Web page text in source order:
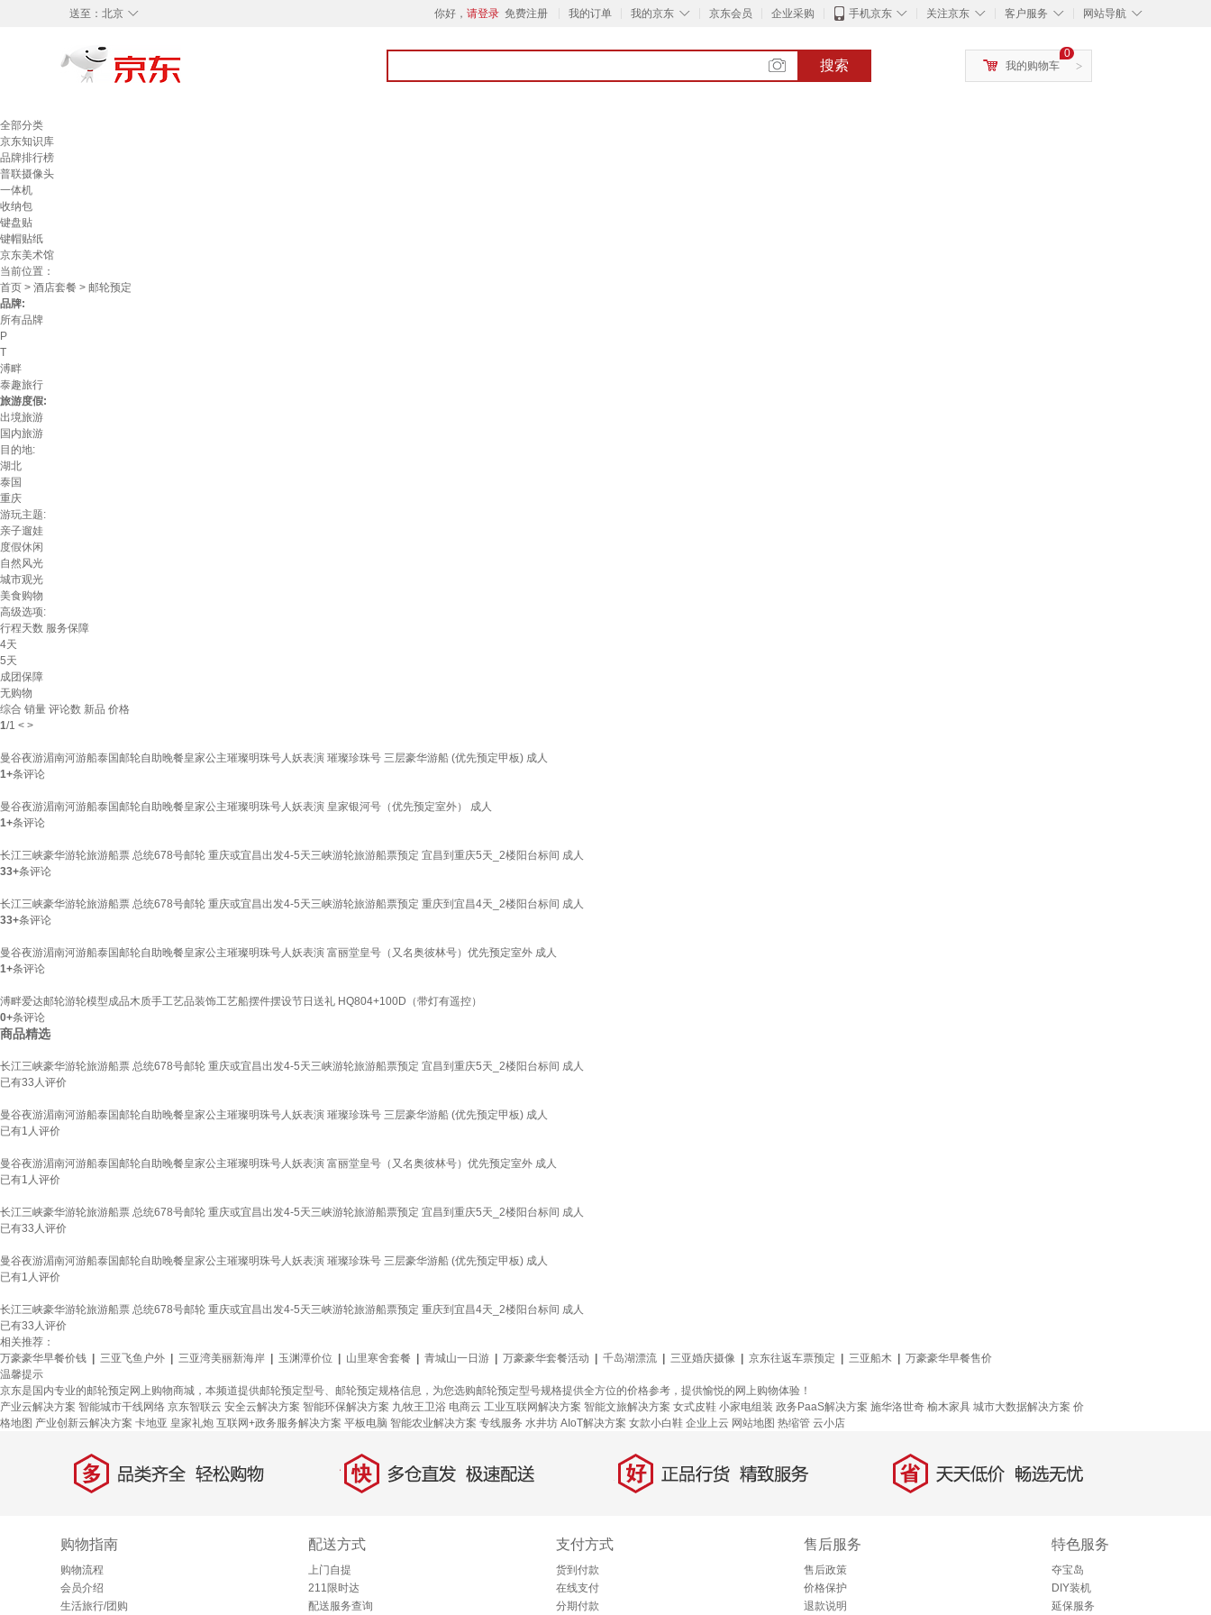
◇
送至： 北京 你好， 请登录 免费注册 我的订单 ◇
我的京东 京东会员 企业采购 ◇
手机京东 ◇
关注京东 ◇
客户服务 ◇
网站导航
搜索 >
0
我的购物车
全部分类
京东知识库
品牌排行榜
普联摄像头
一体机
收纳包
键盘贴
键帽贴纸
京东美术馆
当前位置：
首页 > 酒店套餐 > 邮轮预定
品牌:
所有品牌
P
T
溥畔
泰趣旅行
旅游度假:
出境旅游
国内旅游
目的地:
湖北
泰国
重庆
游玩主题:
亲子遛娃
度假休闲
自然风光
城市观光
美食购物
高级选项:
行程天数 服务保障
4天
5天
成团保障
无购物
综合 销量 评论数 新品 价格
1/1 < >
曼谷夜游湄南河游船泰国邮轮自助晚餐皇家公主璀璨明珠号人妖表演 璀璨珍珠号 三层豪华游船 (优先预定甲板) 成人
1+条评论
曼谷夜游湄南河游船泰国邮轮自助晚餐皇家公主璀璨明珠号人妖表演 皇家银河号（优先预定室外） 成人
1+条评论
长江三峡豪华游轮旅游船票 总统678号邮轮 重庆或宜昌出发4-5天三峡游轮旅游船票预定 宜昌到重庆5天_2楼阳台标间 成人
33+条评论
长江三峡豪华游轮旅游船票 总统678号邮轮 重庆或宜昌出发4-5天三峡游轮旅游船票预定 重庆到宜昌4天_2楼阳台标间 成人
33+条评论
曼谷夜游湄南河游船泰国邮轮自助晚餐皇家公主璀璨明珠号人妖表演 富丽堂皇号（又名奥彼林号）优先预定室外 成人
1+条评论
溥畔爱达邮轮游轮模型成品木质手工艺品装饰工艺船摆件摆设节日送礼 HQ804+100D（带灯有遥控）
0+条评论
商品精选
长江三峡豪华游轮旅游船票 总统678号邮轮 重庆或宜昌出发4-5天三峡游轮旅游船票预定 宜昌到重庆5天_2楼阳台标间 成人
已有33 人评价
曼谷夜游湄南河游船泰国邮轮自助晚餐皇家公主璀璨明珠号人妖表演 璀璨珍珠号 三层豪华游船 (优先预定甲板) 成人
已有1 人评价
曼谷夜游湄南河游船泰国邮轮自助晚餐皇家公主璀璨明珠号人妖表演 富丽堂皇号（又名奥彼林号）优先预定室外 成人
已有1 人评价
长江三峡豪华游轮旅游船票 总统678号邮轮 重庆或宜昌出发4-5天三峡游轮旅游船票预定 宜昌到重庆5天_2楼阳台标间 成人
已有33 人评价
曼谷夜游湄南河游船泰国邮轮自助晚餐皇家公主璀璨明珠号人妖表演 璀璨珍珠号 三层豪华游船 (优先预定甲板) 成人
已有1 人评价
长江三峡豪华游轮旅游船票 总统678号邮轮 重庆或宜昌出发4-5天三峡游轮旅游船票预定 重庆到宜昌4天_2楼阳台标间 成人
已有33 人评价
相关推荐：
万豪豪华早餐价钱
三亚飞鱼户外 三亚湾美丽新海岸 玉渊潭价位 山里寒舍套餐 青城山一日游 万豪豪华套餐活动 千岛湖漂流 三亚婚庆摄像 京东往返车票预定 三亚船木
万豪豪华早餐售价
温馨提示
京东是国内专业的邮轮预定网上购物商城，本频道提供邮轮预定型号、邮轮预定规格信息，为您选购邮轮预定型号规格提供全方位的价格参考，提供愉悦的网上购物体验！
产业云解决方案 智能城市干线网络 京东智联云 安全云解决方案 智能环保解决方案 九牧王卫浴 电商云 工业互联网解决方案 智能文旅解决方案 女式皮鞋 小家电组装 政务PaaS解决方案 施华洛世奇 榆木家具 城市大数据解决方案 价
格地图 产业创新云解决方案 卡地亚 皇家礼炮 互联网+政务服务解决方案 平板电脑 智能农业解决方案 专线服务 水井坊 AIoT解决方案 女款小白鞋 企业上云 网站地图 热缩管 云小店
多 品类齐全，轻松购物 快 多仓直发，极速配送 好 正品行货，精致服务 省 天天低价，畅选无忧
购物指南
购物流程
会员介绍
生活旅行/团购
配送方式
上门自提
211限时达
配送服务查询
支付方式
货到付款
在线支付
分期付款
售后服务
售后政策
价格保护
退款说明
特色服务
夺宝岛
DIY装机
延保服务